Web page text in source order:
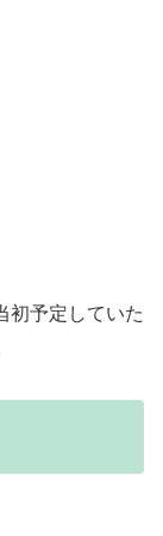
初予定していた